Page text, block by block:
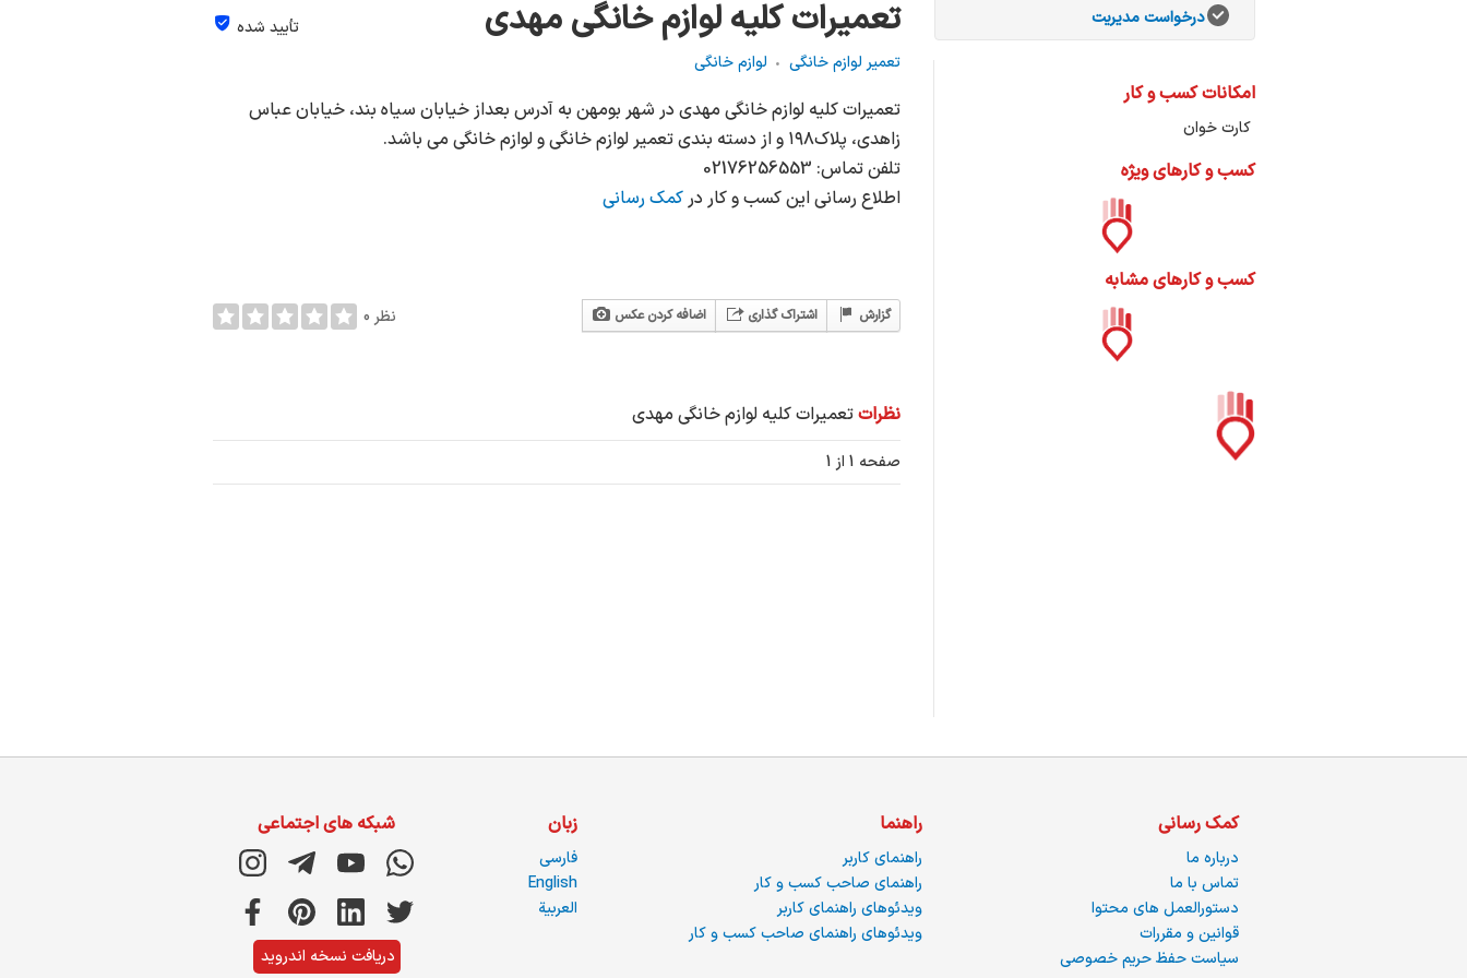
تعمیرات کلیه لوازم خانگی مهدی
تأیید شده
تعمیر لوازم خانگی
لوازم خانگی
تعمیرات کلیه لوازم خانگی مهدی در شهر بومهن به آدرس بعداز خیابان سیاه بند، خیابان عباس
زاهدی، پلاک۱۹۸ و از دسته بندی تعمیر لوازم خانگی و لوازم خانگی می باشد.
تلفن تماس: 02176256553
اطلاع رسانی این کسب و کار درکمک رسانی
اضافه کردن عکس اشتراک گذاری گزارش 0 نظر
نظراتتعمیرات کلیه لوازم خانگی مهدی
صفحه 1 از 1
درخواست مدیریت
امکانات کسب و کار
کارت خوان
کسب و کارهای ویژه
کسب و کارهای مشابه
کمک رسانی
درباره ما
تماس با ما
دستورالعمل های محتوا
قوانین و مقررات
سیاست حفظ حریم خصوصی
راهنما
راهنمای کاربر
راهنمای صاحب کسب و کار
ویدئوهای راهنمای کاربر
ویدئوهای راهنمای صاحب کسب و کار
زبان
فارسی
English
العربية
شبکه های اجتماعی
دریافت نسخه اندروید